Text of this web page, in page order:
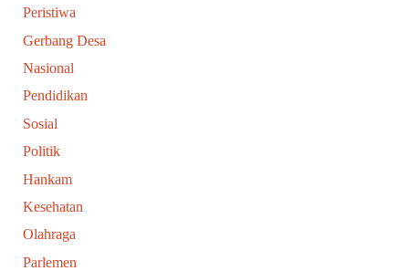
Peristiwa
Gerbang Desa
Nasional
Pendidikan
Sosial
Politik
Hankam
Kesehatan
Olahraga
Parlemen